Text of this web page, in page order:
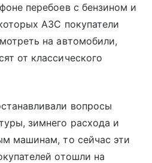
перебоев с бензином и
АЗС покупатели
на автомобили,
от классического
вопросы
зимнего расхода и
машинам, то сейчас эти
отошли на